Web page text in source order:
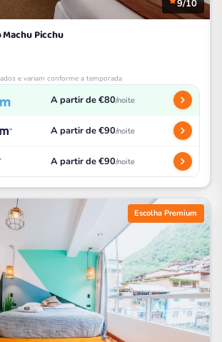
9/10
Picchu
e variam conforme a temporada
A partir de €80/noite
A partir de €90/noite
A partir de €90/noite
Escolha Premium